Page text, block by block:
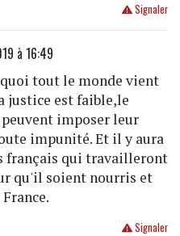
Signaler
à 16:49
tout le monde vient
justice est faible,le
imposer leur
impunité. Et il y aura
français qui travailleront
qu'il soient nourris et
Signaler